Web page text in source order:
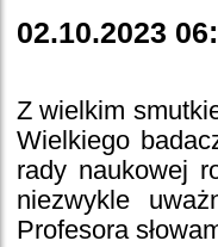
02.10.2023
Z wielkim
Wielkiego
rady naukowej
niezwykle
Profesora